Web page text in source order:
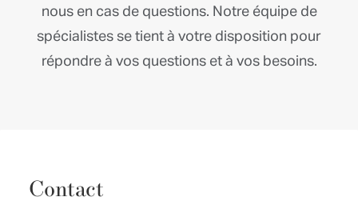
nous en cas de questions. Notre équipe de
spécialistes se tient à votre disposition pour
répondre à vos questions et à vos besoins.
Contact